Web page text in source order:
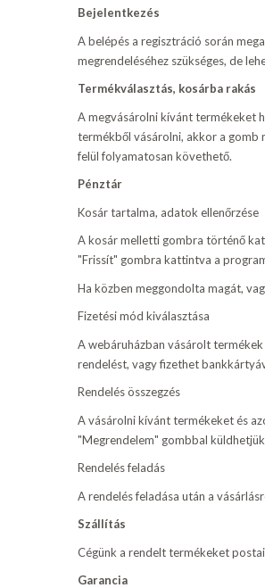
Bejelentkezés
A belépés a regisztráció során
megrendeléséhez szükséges, de
Termékválasztás, kosárba rakás
A megvásárolni kívánt termékeket
termékből vásárolni, akkor a gomb
felül folyamatosan követhető.
Pénztár
Kosár tartalma, adatok ellenőrzése
A kosár melletti gombra történő
"Frissít" gombra kattintva a
Ha közben meggondolta magát,
Fizetési mód kiválasztása
A webáruházban vásárolt
rendelést, vagy fizethet
Rendelés összegzés
A vásárolni kívánt termékeket és
"Megrendelem" gombbal
Rendelés feladás
A rendelés feladása után a
Szállítás
Cégünk a rendelt termékeket
Garancia